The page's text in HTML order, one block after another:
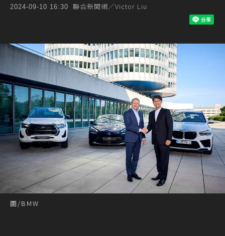
2024-09-10 16:30 聯合新聞網／Victor Liu
圖/BMW